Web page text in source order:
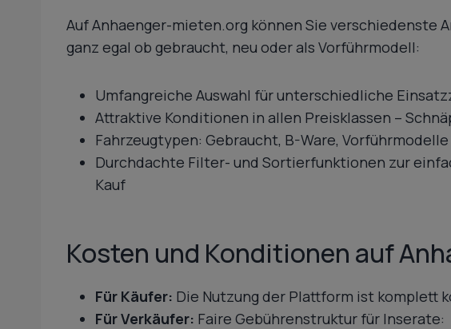
Auf Anhaenger-mieten.org können Sie verschiedenste
ganz egal ob gebraucht, neu oder als Vorführmodell:
Umfangreiche Auswahl für unterschiedliche
Attraktive Konditionen in allen Preisklassen –
Fahrzeugtypen: Gebraucht, B-Ware,
Durchdachte Filter- und Sortierfunktionen zur
Kauf
Kosten und Konditionen auf
Für Käufer: Die Nutzung der Plattform ist komplett
Für Verkäufer: Faire Gebührenstruktur für Inserate: